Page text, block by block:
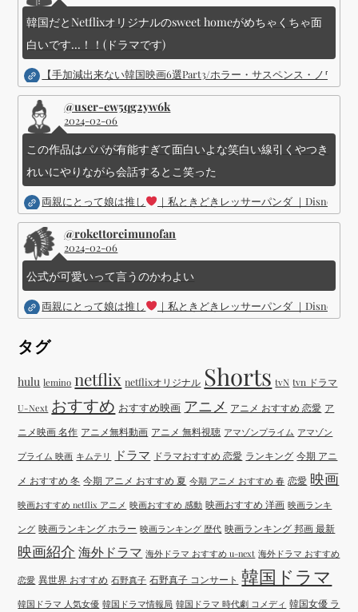
韓国だとNetflixオリジナルのsweet homeがめちゃくちゃ面
白いです...！！(ドラマです)
【手加減出来ない韓国映画6選Part3/ホラー・サスペンス・ノワー
@user-ew5qg2yw6k
2024-02-06
この作品はパパが有能すぎて面白いよな笑白い線引くやつき
れいにやりながら会話するとこ笑った
両親にとって娘は推し ｜私ときどきレッサーパンダ ｜Disney (
@rokettoreimunofan
2024-02-06
公式が可愛いって言うのかわよい
両親にとって娘は推し ｜私ときどきレッサーパンダ ｜Disney (
タグ
hulu lemino netflix netflixオリジナル Shorts tvN tvn ドラマ
U-Next おすすめ おすすめ映画 アニメ アニメ おすすめ 恋愛 ア
ニメ映画 名作 アニメ無料動画 アニメ 無料視聴 アマゾンプライム アマゾン
プライム 映画 キムテリ ドラマ ドラマおすすめ 恋愛 ランキング 今期 アニ
メ おすすめ 冬 今期 アニメ おすすめ 夏 今期 アニメ おすすめ 春 恋愛 映画
映画おすすめ netflix アニメ 映画おすすめ 感動 映画おすすめ 洋画 映画ランキ
ング 映画ランキング ホラー 映画ランキング 歴代 映画ランキング 邦画 最新
映画紹介 海外ドラマ 海外ドラマ おすすめ u-next 海外ドラマ おすすめ
恋愛 異世界 おすすめ 石野真子 石野真子 コンサート 韓国ドラマ
韓国ドラマ 人気女優 韓国ドラマ情報局 韓国ドラマ 時代劇 コメディ 韓国女優 ラ